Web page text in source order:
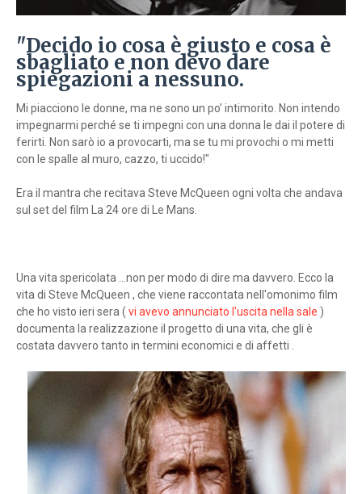
"Decido io cosa è giusto e cosa è
sbagliato e non devo dare
spiegazioni a nessuno.
Mi piacciono le donne, ma ne sono un po’ intimorito. Non intendo
impegnarmi perché se ti impegni con una donna le dai il potere di
ferirti. Non sarò io a provocarti, ma se tu mi provochi o mi metti
con le spalle al muro, cazzo, ti uccido!"
Era il mantra che recitava Steve McQueen ogni volta che andava
sul set del film La 24 ore di Le Mans.
Una vita spericolata ...non per modo di dire ma davvero. Ecco la
vita di Steve McQueen , che viene raccontata nell'omonimo film
che ho visto ieri sera ( vi avevo annunciato l'uscita nella sale )
documenta la realizzazione il progetto di una vita, che gli è
costata davvero tanto in termini economici e di affetti .